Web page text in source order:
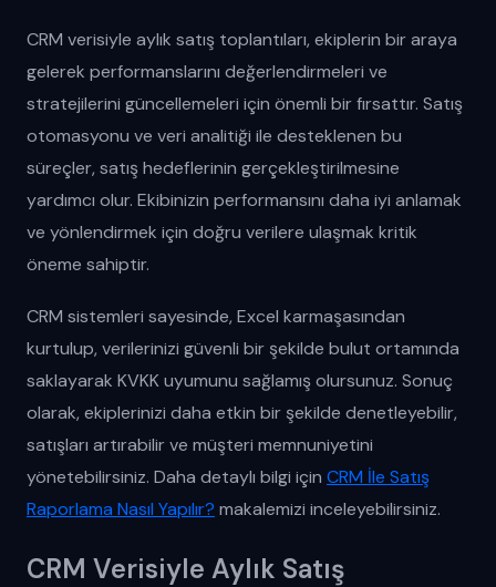
CRM verisiyle aylık satış toplantıları, ekiplerin bir araya
gelerek performanslarını değerlendirmeleri ve
stratejilerini güncellemeleri için önemli bir fırsattır. Satış
otomasyonu ve veri analitiği ile desteklenen bu
süreçler, satış hedeflerinin gerçekleştirilmesine
yardımcı olur. Ekibinizin performansını daha iyi anlamak
ve yönlendirmek için doğru verilere ulaşmak kritik
öneme sahiptir.
CRM sistemleri sayesinde, Excel karmaşasından
kurtulup, verilerinizi güvenli bir şekilde bulut ortamında
saklayarak KVKK uyumunu sağlamış olursunuz. Sonuç
olarak, ekiplerinizi daha etkin bir şekilde denetleyebilir,
satışları artırabilir ve müşteri memnuniyetini
yönetebilirsiniz. Daha detaylı bilgi için CRM İle Satış
Raporlama Nasıl Yapılır? makalemizi inceleyebilirsiniz.
CRM Verisiyle Aylık Satış